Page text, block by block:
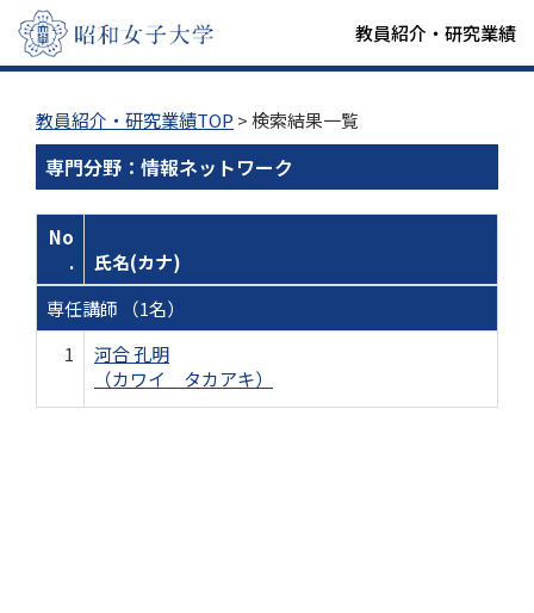
教員紹介・研究業績
教員紹介・研究業績TOP > 検索結果一覧
専門分野：情報ネットワーク
No
.
氏名(カナ)
専任講師 （1名）
1
河合 孔明
（カワイ タカアキ）